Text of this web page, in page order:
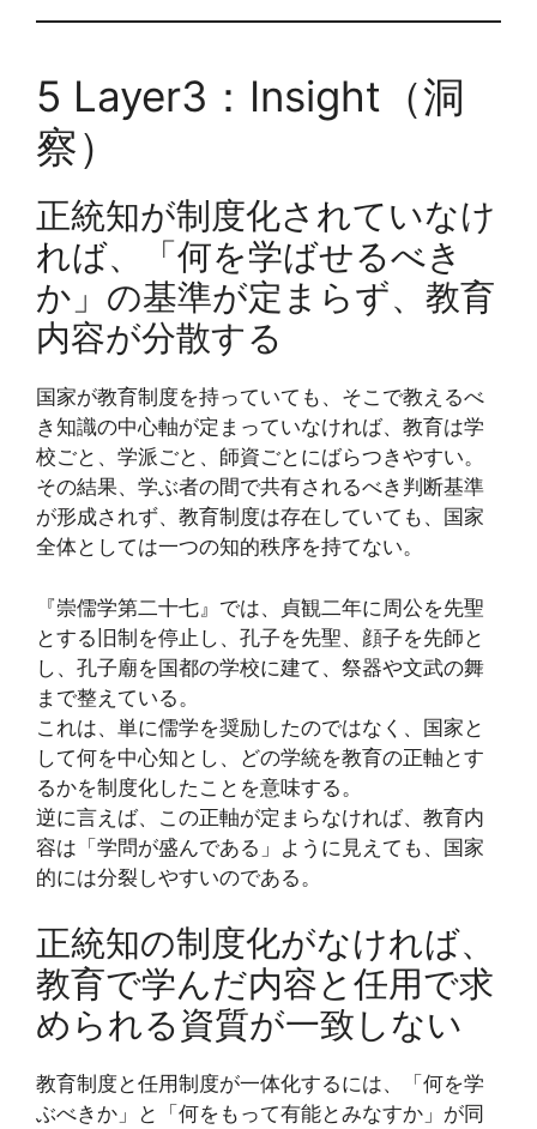
5 Layer3：Insight（洞
察）
正統知が制度化されていなけ
れば、「何を学ばせるべき
か」の基準が定まらず、教育
内容が分散する
国家が教育制度を持っていても、そこで教えるべ
き知識の中心軸が定まっていなければ、教育は学
校ごと、学派ごと、師資ごとにばらつきやすい。
その結果、学ぶ者の間で共有されるべき判断基準
が形成されず、教育制度は存在していても、国家
全体としては一つの知的秩序を持てない。
『崇儒学第二十七』では、貞観二年に周公を先聖
とする旧制を停止し、孔子を先聖、顔子を先師と
し、孔子廟を国都の学校に建て、祭器や文武の舞
まで整えている。
これは、単に儒学を奨励したのではなく、国家と
して何を中心知とし、どの学統を教育の正軸とす
るかを制度化したことを意味する。
逆に言えば、この正軸が定まらなければ、教育内
容は「学問が盛んである」ように見えても、国家
的には分裂しやすいのである。
正統知の制度化がなければ、
教育で学んだ内容と任用で求
められる資質が一致しない
教育制度と任用制度が一体化するには、「何を学
ぶべきか」と「何をもって有能とみなすか」が同